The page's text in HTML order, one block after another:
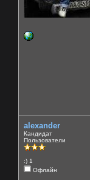
alexander
Кандидат
Пользователи
:) 1
Офлайн